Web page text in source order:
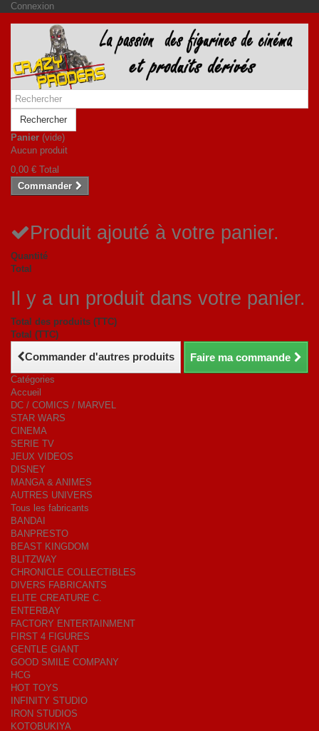
Connexion
Rechercher
Panier (vide)
Aucun produit
0,00 € Total
Commander
Produit ajouté à votre panier.
Quantité
Total
Il y a un produit dans votre panier.
Total des produits (TTC)
Total (TTC)
Commander d'autres produits Faire ma commande
Catégories
Accueil
DC / COMICS / MARVEL
STAR WARS
CINEMA
SERIE TV
JEUX VIDEOS
DISNEY
MANGA & ANIMES
AUTRES UNIVERS
Tous les fabricants
BANDAI
BANPRESTO
BEAST KINGDOM
BLITZWAY
CHRONICLE COLLECTIBLES
DIVERS FABRICANTS
ELITE CREATURE C.
ENTERBAY
FACTORY ENTERTAINMENT
FIRST 4 FIGURES
GENTLE GIANT
GOOD SMILE COMPANY
HCG
HOT TOYS
INFINITY STUDIO
IRON STUDIOS
KOTOBUKIYA